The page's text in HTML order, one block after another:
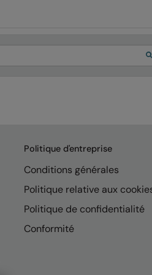
Politique d'entreprise
Conditions générales
Politique relative aux
Politique de confidentialité
Conformité